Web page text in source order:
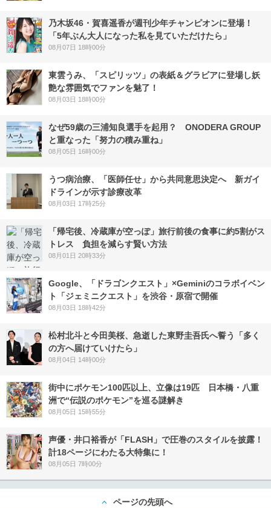
乃木坂46・賀喜遥香が週刊少年チャンピオンに登場！
「5年ぶん大人になった私を見ていただけたら」
08月07日 18時00分
東雲うみ、「スピリッツ」の表紙＆グラビアに登場し妖
艶な雰囲気でファンを魅了！
08月03日 18時00分
なぜ59歳の三浦知良選手を起用？ ONODERA GROUP
と重なった「努力の積み重ね」
08月05日 16時00分
うつ病治療、「医師任せ」から共同意思決定へ 新ガイ
ドラインが示す診療改革
08月03日 17時25分
「帰宅後、冷蔵庫が空っぽ」旅行前後の食事に約5割がス
トレス 負担を減らす賢い方法
08月01日 20時33分
Google、「ドラゴンクエスト」×Geminiのコラボイベン
ト「ジェミニクエスト」を渋谷・原宿で開催
08月03日 18時42分
松村北斗と今田美桜、急逝した東野圭吾氏へ誓う「多く
の方へ届けていけたら」
08月04日 14時00分
街中にポケモン100匹以上、立像は19匹 日本橋・八重
洲で“伝説のポケモン”を巡る謎解き
08月05日 15時55分
声優・井口裕香が「FLASH」で圧巻のスタイルを披露！
計18ページにわたる大特集に！
08月05日 7時00分
ページの先頭へ